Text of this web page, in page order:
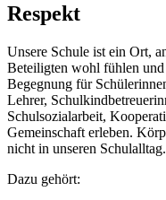
Respekt
Unsere Schule ist ein Ort,
Beteiligten wohl fühlen
Begegnung für
Lehrer,
Schulsozialarbeit,
Gemeinschaft erleben.
nicht in unseren Schulalltag.
Dazu gehört: